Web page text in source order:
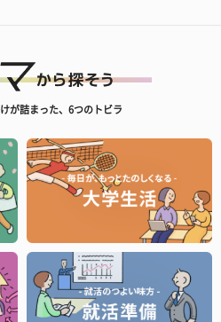
が詰まった、6つのトビラ